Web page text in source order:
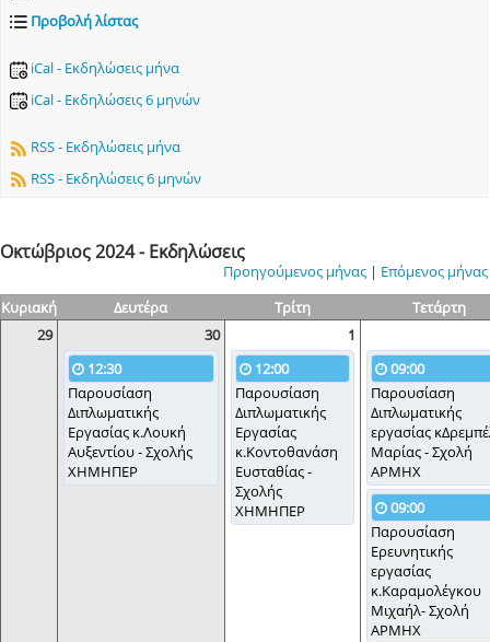
Προβολή λίστας
iCal - Εκδηλώσεις μήνα
iCal - Εκδηλώσεις 6 μηνών
RSS - Εκδηλώσεις μήνα
RSS - Εκδηλώσεις 6 μηνών
Οκτώβριος 2024 - Εκδηλώσεις
Προηγούμενος μήνας| Επόμενος μήνας
Κυριακή
Δευτέρα Τρίτη
Τετάρτη
29
30
1
12:30
Παρουσίαση
Διπλωματικής
Εργασίας κ.Λουκή
Αυξεντίου - Σχολής
ΧΗΜΗΠΕΡ
12:00
Παρουσίαση
Διπλωματικής
Εργασίας
κ.Κοντοθανάση
Ευσταθίας -
Σχολής
ΧΗΜΗΠΕΡ
09:00
Παρουσίαση
Διπλωματικής
εργασίας
Μαρίας - Σχολή
ΑΡΜΗΧ
09:00
Παρουσίαση
Ερευνητικής
εργασίας
κ.Kαραμολέγκου
Μιχαήλ- Σχολή
ΑΡΜΗΧ